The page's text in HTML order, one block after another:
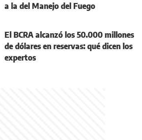
a la del Manejo del Fuego
El BCRA alcanzó los 50.000 millones
de dólares en reservas: qué dicen los
expertos